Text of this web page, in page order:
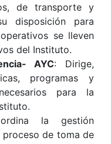
de transporte y
disposición para
se lleven
del Instituto.
AYC: Dirige,
programas y
para la
la gestión
de toma de